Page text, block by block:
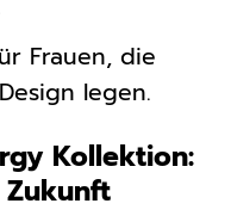
Frauen, die
legen.
Kollektion: